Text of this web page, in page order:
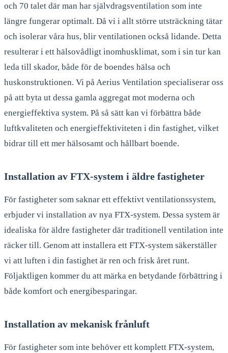
och 70 talet där man har självdragsventilation som inte
längre fungerar optimalt. Då vi i allt större utsträckning tätar
och isolerar våra hus, blir ventilationen också lidande. Detta
resulterar i ett hälsovådligt inomhusklimat, som i sin tur kan
leda till skador, både för de boendes hälsa och
huskonstruktionen. Vi på Aerius Ventilation specialiserar oss
på att byta ut dessa gamla aggregat mot moderna och
energieffektiva system. På så sätt kan vi förbättra både
luftkvaliteten och energieffektiviteten i din fastighet, vilket
bidrar till ett mer hälsosamt och hållbart boende.
Installation av FTX-system i äldre fastigheter
För fastigheter som saknar ett effektivt ventilationssystem,
erbjuder vi installation av nya FTX-system. Dessa system är
idealiska för äldre fastigheter där traditionell ventilation inte
räcker till. Genom att installera ett FTX-system säkerställer
vi att luften i din fastighet är ren och frisk året runt.
Följaktligen kommer du att märka en betydande förbättring i
både komfort och energibesparingar.
Installation av mekanisk frånluft
För fastigheter som inte behöver ett komplett FTX-system,